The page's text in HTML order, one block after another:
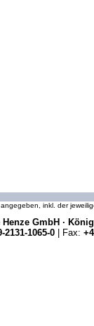
inkl. der
Henze GmbH ·
2131-1065-0 | Fax: